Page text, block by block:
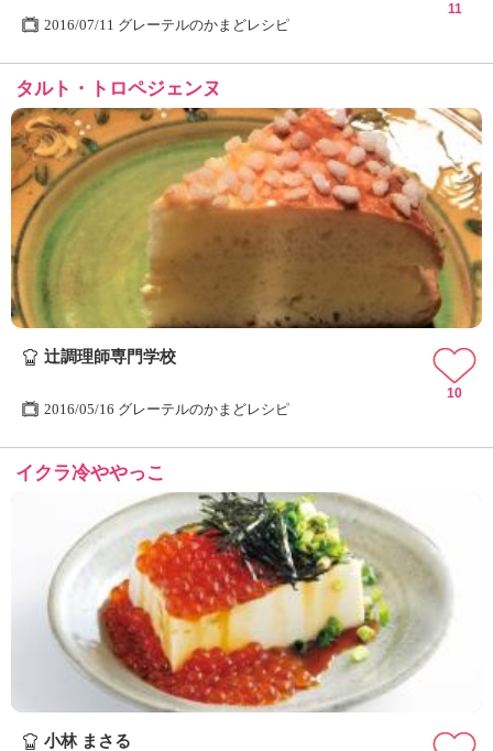
2016/07/11 グレーテルのかまどレシピ
11
タルト・トロペジェンヌ
辻󠄀調理師専門学校
2016/05/16 グレーテルのかまどレシピ
10
イクラ冷ややっこ
小林 まさる